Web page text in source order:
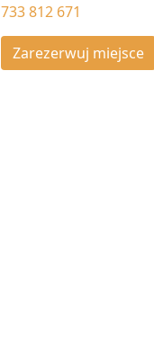
733 812 671
Zarezerwuj miejsce